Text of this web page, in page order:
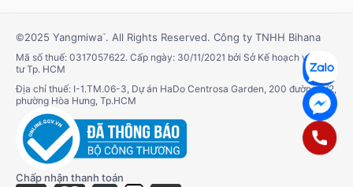
©2025 Yangmiwa™. All Rights Reserved. Công ty TNHH Bihana
Mã số thuế: 0317057622. Cấp ngày: 30/11/2021 bởi Sở Kế hoạch và Đầu
tư Tp. HCM
Địa chỉ thuế: I-1.TM.06-3, Dự án HaDo Centrosa Garden, 200 đường 3/2,
phường Hòa Hưng, Tp.HCM
Chấp nhận thanh toán